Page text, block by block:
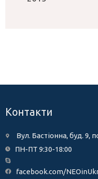
Контакти
Вул. Бастіонна, буд. 9,
ПН-ПТ 9:30-18:00
facebook.com/